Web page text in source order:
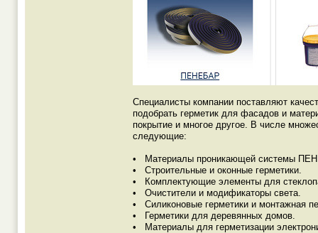
Специалисты компании поставляют
подобрать герметик для фасадов и
покрытие и многое другое. В числе
следующие:
• Материалы проникающей системы
• Строительные и оконные герметики.
• Комплектующие элементы для
• Очистители и модификаторы света.
• Силиконовые герметики и монтажная
• Герметики для деревянных домов.
• Материалы для герметизации